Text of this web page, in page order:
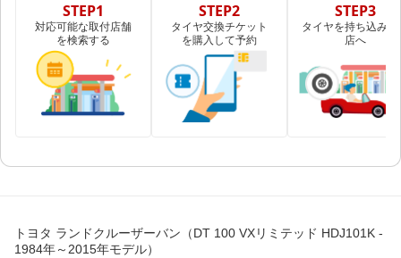
STEP1
対応可能な取付店舗
を検索する
STEP2
タイヤ交換チケット
を購入して予約
STEP3
タイヤを持ち込み取
店へ
トヨタ ランドクルーザーバン（DT 100 VXリミテッド HDJ101K -
1984年～2015年モデル）